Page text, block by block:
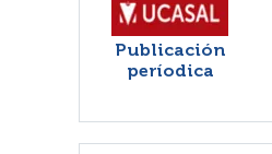
Publicación
períodica